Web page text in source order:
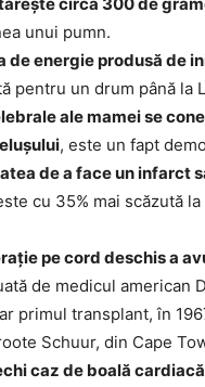
circa 300 de
unui pumn.
de energie produsă de
pentru un drum până la
ale mamei se
, este un fapt
de a face un infarct
cu 35% mai scăzută
pe cord deschis a
de medicul american
primul transplant, în
Schuur, din Cape
caz de boală cardiacă